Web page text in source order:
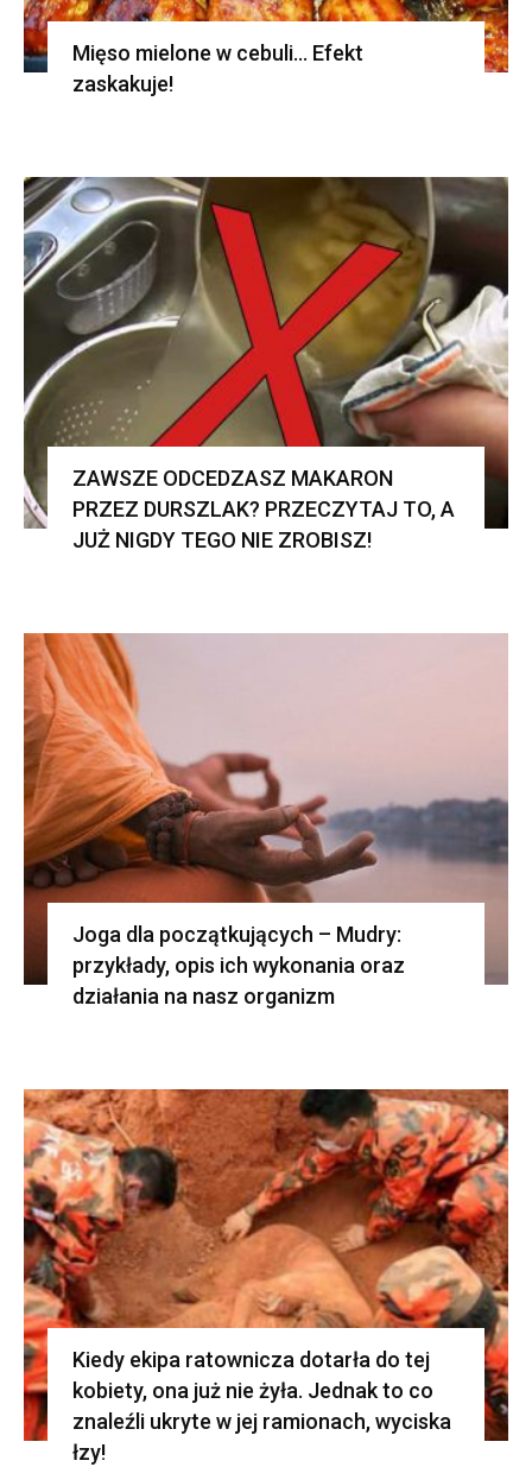
Mięso mielone w cebuli… Efekt
zaskakuje!
ZAWSZE ODCEDZASZ MAKARON
PRZEZ DURSZLAK? PRZECZYTAJ TO, A
JUŻ NIGDY TEGO NIE ZROBISZ!
Joga dla początkujących – Mudry:
przykłady, opis ich wykonania oraz
działania na nasz organizm
Kiedy ekipa ratownicza dotarła do tej
kobiety, ona już nie żyła. Jednak to co
znaleźli ukryte w jej ramionach, wyciska
łzy!